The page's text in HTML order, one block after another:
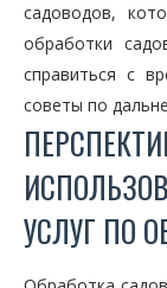
садоводов,
обработки
справиться с
советы по
УСЛУГ ПО